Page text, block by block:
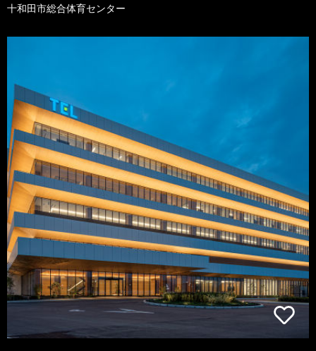
十和田市総合体育センター